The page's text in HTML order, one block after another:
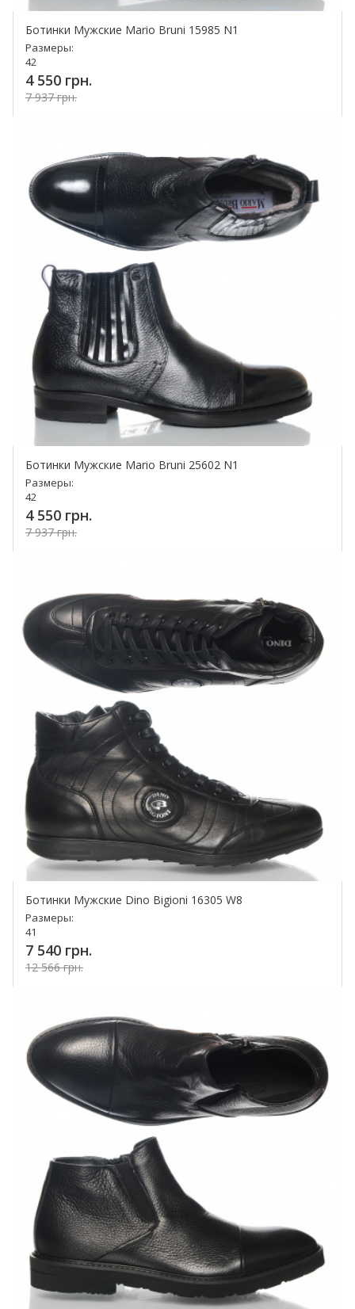
Ботинки Мужские Mario Bruni 15985 N1
Размеры:
42
4 550 грн.
7 937 грн.
Ботинки Мужские Mario Bruni 25602 N1
Размеры:
42
4 550 грн.
7 937 грн.
Ботинки Мужские Dino Bigioni 16305 W8
Размеры:
41
7 540 грн.
12 566 грн.